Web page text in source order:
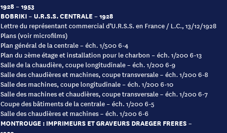
1928 – 1953
BOBRIKI – U.R.S.S. CENTRALE – 1928
Lettre du représentant commercial d’U.R.S.S. en France / L.C., 13/12/1928
Plans (voir microfilms)
Plan général de la centrale – éch. 1/500 6-4
Plan du 2ème étage et installation pour le charbon – éch. 1/200 6-13
Salle de la chaudière, coupe longitudinale – éch. 1/200 6-9
Salle des chaudières et machines, coupe transversale – éch. 1/200 6-8
Salle des machines, coupe longitudinale – éch. 1/200 6-10
Salle des machines et chaudières, coupe transversale – éch. 1/200 6-7
Coupe des bâtiments de la centrale – éch. 1/200 6-5
Salle des chaudières et machines – éch. 1/200 6-6
MONTROUGE : IMPRIMEURS ET GRAVEURS DRAEGER FRERES –